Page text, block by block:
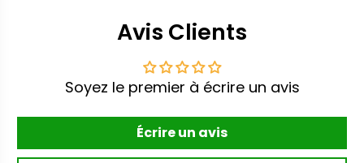
Avis Clients
Soyez le premier à écrire un avis
Écrire un avis